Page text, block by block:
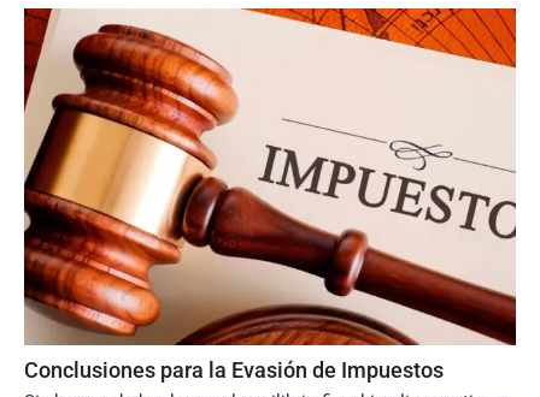
Conclusiones para la Evasión de Impuestos